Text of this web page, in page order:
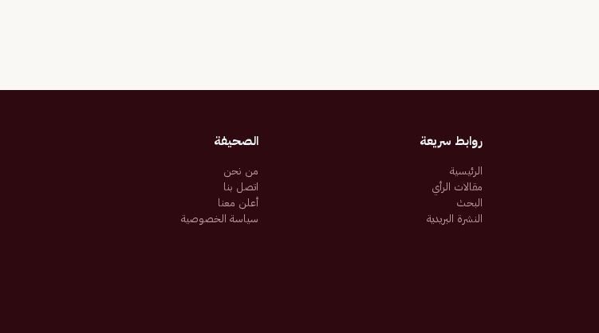
روابط سريعة
الرئيسية
مقالات الرأي
البحث
النشرة البريدية
الصحيفة
من نحن
اتصل بنا
أعلن معنا
سياسة الخصوصية